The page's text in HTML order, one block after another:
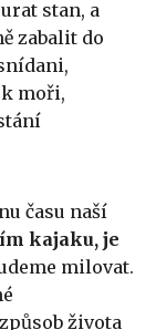
stan, a
zabalit do
moři,
času naší
kajaku, je
milovat.
života